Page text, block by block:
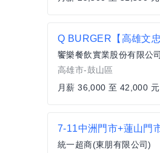
高雄市-鼓山區
月薪 36,000 至 42,000 元
統一超商(東朋有限公司)